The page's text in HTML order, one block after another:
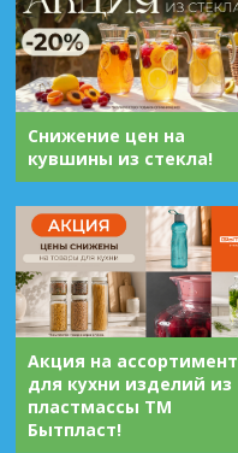
Снижение цен на
кувшины из стекла!
Акция на ассортимент
для кухни изделий из
пластмассы ТМ
Бытпласт!